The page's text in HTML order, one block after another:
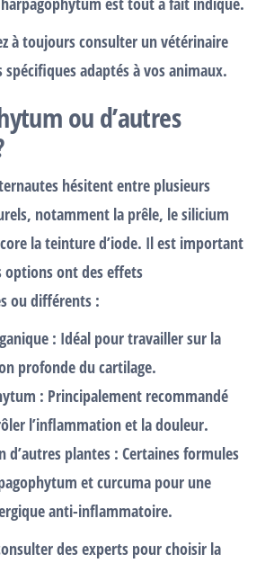
à toujours consulter un vétérinaire
spécifiques adaptés à vos animaux.
ou d’autres
hésitent entre plusieurs
notamment la prêle, le silicium
la teinture d’iode. Il est important
options ont des effets
ou différents :
: Idéal pour travailler sur la
profonde du cartilage.
: Principalement recommandé
l’inflammation et la douleur.
d’autres plantes : Certaines formules
et curcuma pour une
anti-inflammatoire.
des experts pour choisir la